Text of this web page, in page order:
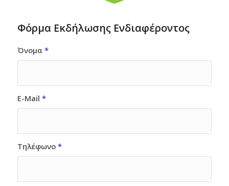
Φόρμα Εκδήλωσης Ενδιαφέροντος
Όνομα *
E-Mail *
Τηλέφωνο *